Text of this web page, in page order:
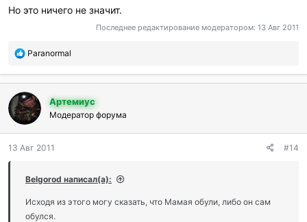
Но это ничего не значит.
Последнее редактирование модератором: 13 Авг 2011
П
б
л
а
г
о
а
и
и
:
Paranormal
Артемиус
Модератор форума
13 Авг 2011 #14
Belgorod написал(а):
Исходя из этого могу сказать, что Мамая обули, либо он сам
обулся.